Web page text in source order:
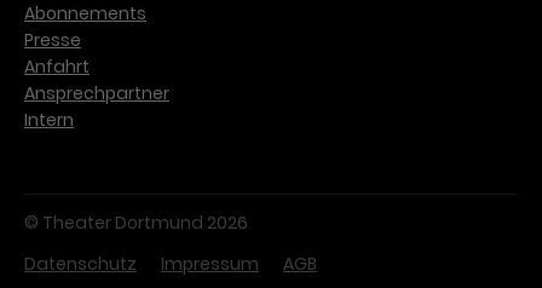
Abonnements
Presse
Anfahrt
Ansprechpartner
Intern
© Theater Dortmund 2026
Datenschutz
Impressum AGB